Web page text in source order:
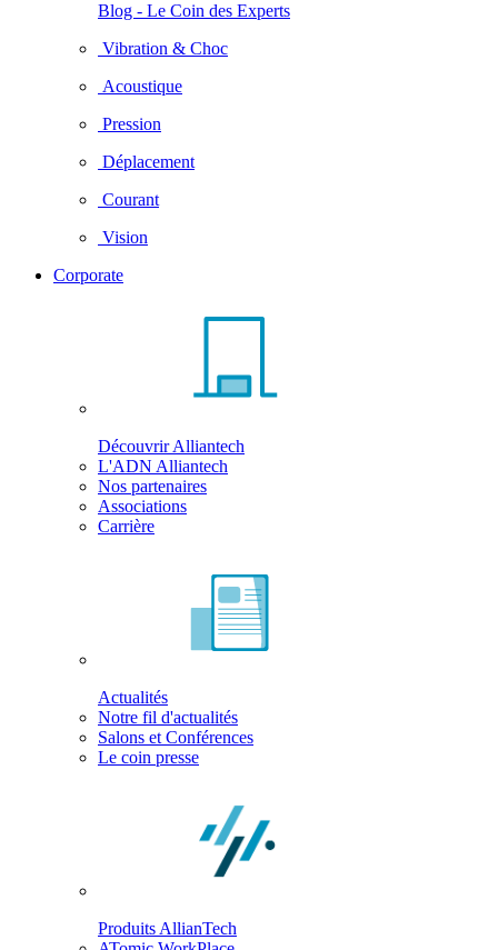
Blog - Le Coin des Experts
Vibration & Choc
Acoustique
Pression
Déplacement
Courant
Vision
Corporate
Découvrir Alliantech
L'ADN Alliantech
Nos partenaires
Associations
Carrière
Actualités
Notre fil d'actualités
Salons et Conférences
Le coin presse
Produits AllianTech